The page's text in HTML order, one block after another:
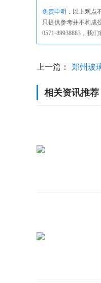
免责申明： 以上观点
只提供参考并不构成
0571-89938883，我
上一篇： 郑州玻
相关资讯推荐